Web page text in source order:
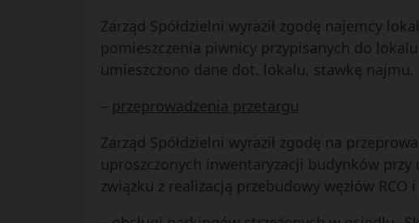
Zarząd Spółdzielni wyraził zgodę najemcy
pomieszczenia piwnicy przypisanych do
umieszczono dane dot. lokalu, stawkę najmu.
– przeprowadzenia przetargu
Zarząd Spółdzielni wyraził zgodę na
uproszczonych inwentaryzacji budynków
związku z realizacją przebudowy węzłów